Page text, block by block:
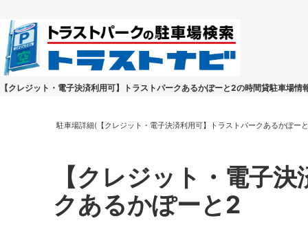
【クレジット・電子決済利用可】トラストパークあるかぽーと2の時間貸駐車場
駐車場詳細(【クレジット・電子決済利用可】トラストパークあるかぽー
【クレジット・電子
クあるかぽーと2